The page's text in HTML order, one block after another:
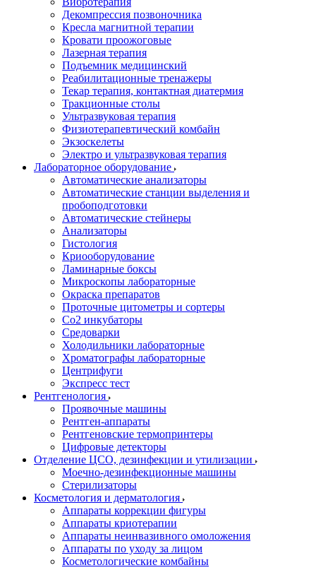
Декомпрессия позвоночника
Кресла магнитной терапии
Кровати проожоговые
Лазерная терапия
Подъемник медицинский
Реабилитационные тренажеры
Текар терапия, контактная диатермия
Тракционные столы
Ультразвуковая терапия
Физиотерапевтический комбайн
Экзоскелеты
Электро и ультразвуковая терапия
Лабораторное оборудование
Автоматические анализаторы
Автоматические станции выделения и
пробоподготовки
Автоматические стейнеры
Анализаторы
Гистология
Криооборудование
Ламинарные боксы
Микроскопы лабораторные
Окраска препаратов
Проточные цитометры и сортеры
Со2 инкубаторы
Средоварки
Холодильники лабораторные
Хроматографы лабораторные
Центрифуги
Экспресс тест
Рентгенология
Проявочные машины
Рентген-аппараты
Рентгеновские термопринтеры
Цифровые детекторы
Отделение ЦСО, дезинфекции и утилизации
Моечно-дезинфекционные машины
Стерилизаторы
Косметология и дерматология
Аппараты коррекции фигуры
Аппараты криотерапии
Аппараты неинвазивного омоложения
Аппараты по уходу за лицом
Косметологические комбайны